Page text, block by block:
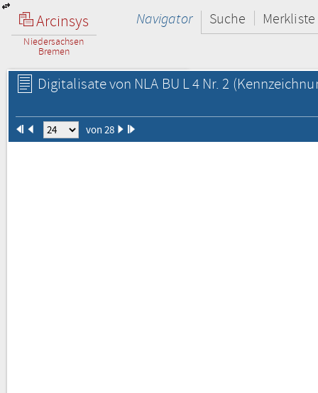
Arcinsys
Niedersachsen
Bremen
Navigator Suche Merkliste
Digitalisate von NLA BU L 4 Nr. 2
von 28